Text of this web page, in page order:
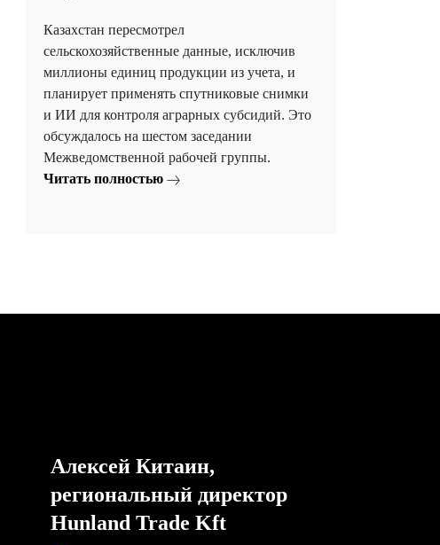
Казахстан пересмотрел
сельскохозяйственные данные, исключив
миллионы единиц продукции из учета, и
планирует применять спутниковые снимки
и ИИ для контроля аграрных субсидий. Это
обсуждалось на шестом заседании
Межведомственной рабочей группы.
Читать полностью
Алексей Китаин,
региональный директор
Hunland Trade Kft